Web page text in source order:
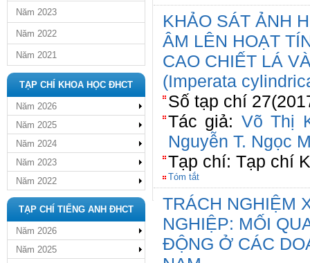
Năm 2023
Năm 2022
Năm 2021
TẠP CHÍ KHOA HỌC ĐHCT
Năm 2026
Năm 2025
Năm 2024
Năm 2023
Năm 2022
TẠP CHÍ TIẾNG ANH ĐHCT
Năm 2026
Năm 2025
KHẢO SÁT ẢNH
ÂM LÊN HOẠT
CAO CHIẾT LÁ
(Imperata
Số tạp chí
Tác giả: Võ Thị
Nguyễn T. Ngọc
Tạp chí: Tạp chí
Tóm tắt
TRÁCH NGHIỆM
NGHIỆP: MỐI
ĐỘNG Ở CÁC